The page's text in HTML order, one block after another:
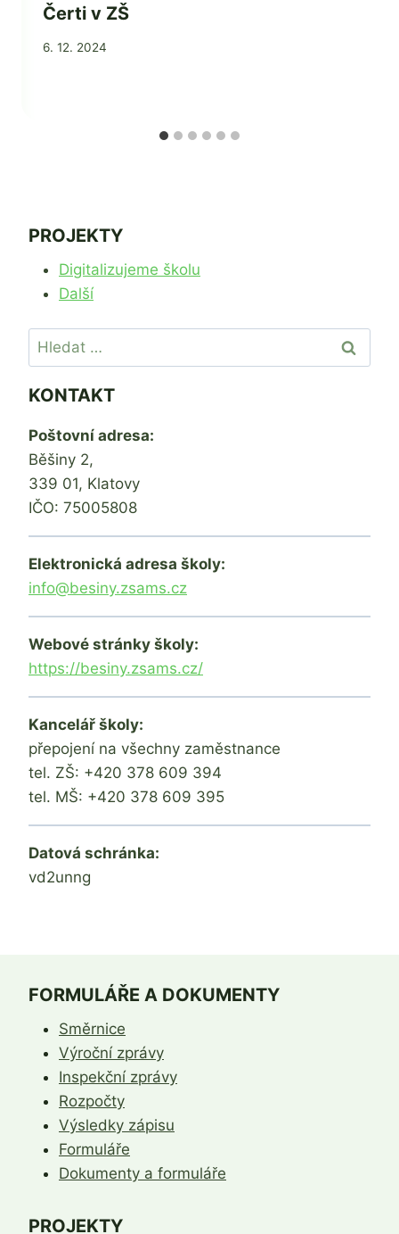
Čerti v ZŠ
Od
6. 12. 2024
PROJEKTY
Digitalizujeme školu
Další
Vyhledávání
KONTAKT
Poštovní adresa:
Běšiny 2,
339 01, Klatovy
IČO: 75005808
Elektronická adresa školy:
info@besiny.zsams.cz
Webové stránky školy:
https://besiny.zsams.cz/
Kancelář školy:
přepojení na všechny zaměstnance
tel. ZŠ: +420 378 609 394
tel. MŠ: +420 378 609 395
Datová schránka:
vd2unng
FORMULÁŘE A DOKUMENTY
Směrnice
Výroční zprávy
Inspekční zprávy
Rozpočty
Výsledky zápisu
Formuláře
Dokumenty a formuláře
PROJEKTY